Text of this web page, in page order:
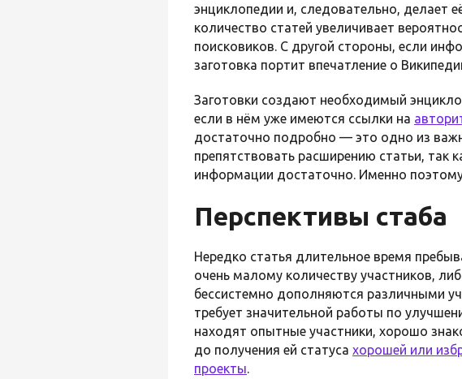
энциклопедии и, следовательно, делает
количество статей увеличивает
поисковиков. С другой стороны, если
заготовка портит впечатление о
Заготовки создают необходимый
если в нём уже имеются ссылки на
достаточно подробно — это одно из
препятствовать расширению статьи, так
информации достаточно. Именно
Перспективы стаба
Нередко статья длительное время
очень малому количеству участников,
бессистемно дополняются различными
требует значительной работы по
находят опытные участники, хорошо
до получения ей статуса хорошей или
проекты.